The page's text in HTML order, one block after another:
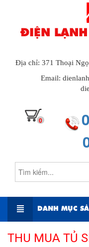
ĐIỆN
Địa chỉ: 371 Thoại
Email:
0
DANH MỤC
THU MUA TỦ